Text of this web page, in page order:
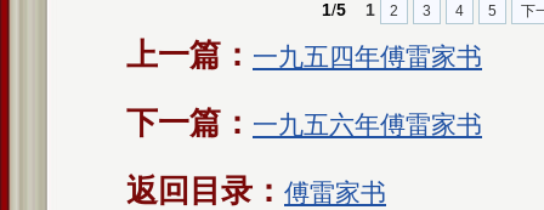
1/5 1 2 3 4 5 下
上一篇： 一九五四年傅雷家书
下一篇： 一九五六年傅雷家书
返回目录： 傅雷家书